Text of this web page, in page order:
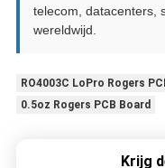
telecom, datacenters,
wereldwijd.
RO4003C LoPro Rogers
0.5oz Rogers PCB Board
Krijg